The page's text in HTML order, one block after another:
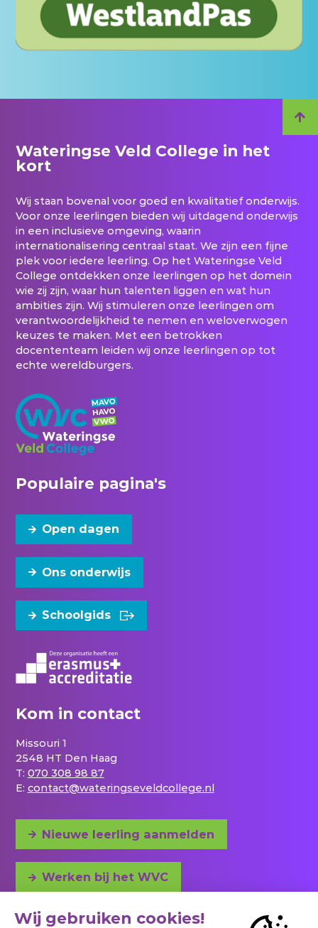
Wateringse Veld College in het
kort
Wij staan bovenal voor goed en kwalitatief onderwijs.
Voor onze leerlingen bieden wij uitdagend onderwijs
in een inclusieve omgeving, waarin
internationalisering centraal staat. We zijn een fijne
plek voor iedere leerling. Op het Wateringse Veld
College ontdekken onze leerlingen op het domein
wie zij zijn, waar hun talenten liggen en wat hun
ambities zijn. Wij stimuleren onze leerlingen om
verantwoordelijkheid te nemen en weloverwogen
keuzes te maken. Met een betrokken
docententeam leiden wij onze leerlingen op tot
echte wereldburgers.
Populaire pagina's
Open dagen
Ons onderwijs
Schoolgids
Kom in contact
Missouri 1
2548 HT Den Haag
T: 070 308 98 87
E: contact@wateringseveldcollege.nl
Nieuwe leerling aanmelden
Werken bij het WVC
Adres en bereikbaarheid